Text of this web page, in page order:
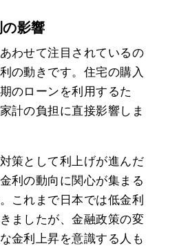
影響
わせて注目されているの
の動きです。住宅の購入
のローンを利用するた
計の負担に直接影響しま
策として利上げが進んだ
利の動向に関心が集まる
これまで日本では低金利
ましたが、金融政策の変
金利上昇を意識する人も